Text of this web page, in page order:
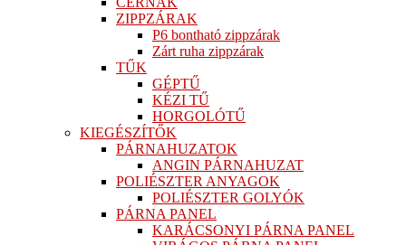
ZIPPZÁRAK
P6 bontható zippzárak
Zárt ruha zippzárak
TŰK
GÉPTŰ
KÉZI TŰ
HORGOLÓTŰ
KIEGÉSZÍTŐK
PÁRNAHUZATOK
ANGIN PÁRNAHUZAT
POLIÉSZTER ANYAGOK
POLIÉSZTER GOLYÓK
PÁRNA PANEL
KARÁCSONYI PÁRNA PANEL